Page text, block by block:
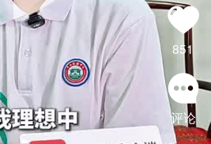
851
评论